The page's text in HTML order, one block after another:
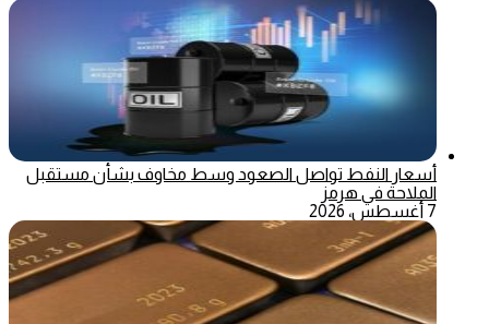
أسعار النفط تواصل الصعود وسط مخاوف بشأن مستقبل
الملاحة في هرمز
7 أغسطس، 2026